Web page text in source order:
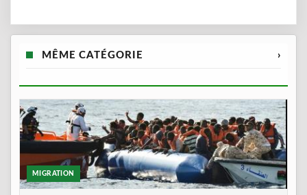
MÊME CATÉGORIE ›
MIGRATION